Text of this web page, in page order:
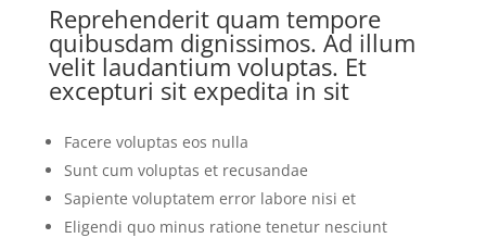
Reprehenderit quam tempore
quibusdam dignissimos. Ad illum
velit laudantium voluptas. Et
excepturi sit expedita in sit
Facere voluptas eos nulla
Sunt cum voluptas et recusandae
Sapiente voluptatem error labore nisi et
Eligendi quo minus ratione tenetur nesciunt